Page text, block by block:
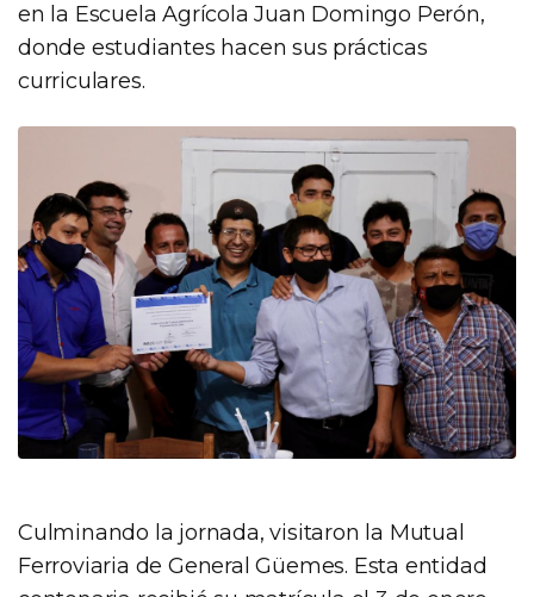
en la Escuela Agrícola Juan Domingo Perón,
donde estudiantes hacen sus prácticas
curriculares.
Culminando la jornada, visitaron la Mutual
Ferroviaria de General Güemes. Esta entidad